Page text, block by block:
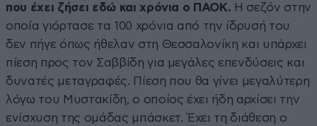
που έχει ζήσει εδώ και χρόνια ο ΠΑΟΚ. Η σεζόν στην
οποία γιόρτασε τα 100 χρόνια από την ίδρυσή του
δεν πήγε όπως ήθελαν στη Θεσσαλονίκη και υπάρχει
πίεση προς τον Σαββίδη για μεγάλες επενδύσεις και
δυνατές μεταγραφές. Πίεση που θα γίνει μεγαλύτερη
λόγω του Μυστακίδη, ο οποίος έχει ήδη αρχίσει την
ενίσχυση της ομάδας μπάσκετ. Έχει τη διάθεση ο